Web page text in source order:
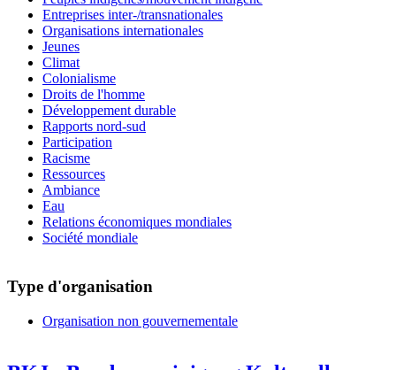
Entreprises inter-/transnationales
Organisations internationales
Jeunes
Climat
Colonialisme
Droits de l'homme
Développement durable
Rapports nord-sud
Participation
Racisme
Ressources
Ambiance
Eau
Relations économiques mondiales
Société mondiale
Type d'organisation
Organisation non gouvernementale